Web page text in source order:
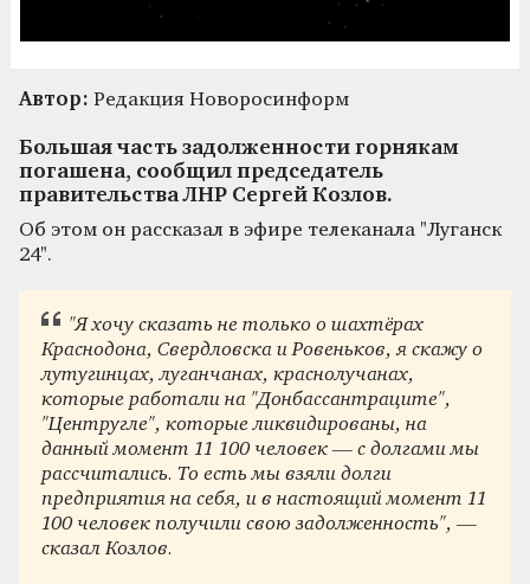
Автор: Редакция Новоросинформ
Большая часть задолженности горнякам
погашена, сообщил председатель
правительства ЛНР Сергей Козлов.
Об этом он рассказал в эфире телеканала "Луганск
24".
"Я хочу сказать не только о шахтёрах
Краснодона, Свердловска и Ровеньков, я скажу о
лутугинцах, луганчанах, краснолучанах,
которые работали на "Донбассантраците",
"Центругле", которые ликвидированы, на
данный момент 11 100 человек — с долгами мы
рассчитались. То есть мы взяли долги
предприятия на себя, и в настоящий момент 11
100 человек получили свою задолженность", —
сказал Козлов.